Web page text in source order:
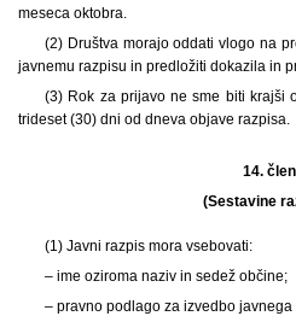
meseca oktobra.
(2) Društva morajo oddati vlogo na
javnemu razpisu in predložiti dokazila in
(3) Rok za prijavo ne sme biti krajši
trideset (30) dni od dneva objave razpisa.
14. člen
(Sestavine
(1) Javni razpis mora vsebovati:
– ime oziroma naziv in sedež občine;
– pravno podlago za izvedbo javnega